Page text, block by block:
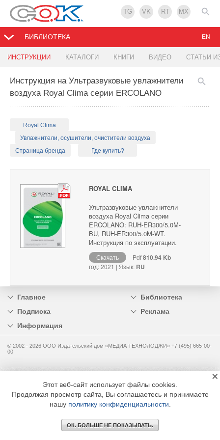
TG VK RT MX
БИБЛИОТЕКА
ИНСТРУКЦИИ КАТАЛОГИ КНИГИ ВИДЕО СТАТЬИ
EN
Инструкция на Ультразвуковые увлажнители
воздуха Royal Clima серии ERCOLANO
Royal Clima
Увлажнители, осушители, очистители воздуха
Страница бренда
Где купить?
ROYAL CLIMA
Ультразвуковые увлажнители
воздуха Royal Clima серии
ERCOLANO: RUH-ER300/5.0M-
BU, RUH-ER300/5.0M-WT.
Инструкция по эксплуатации.
Скачать Pdf810.94 Kb
год: 2021 | Язык: RU
Главное
Библиотека
Подписка
Реклама
Информация
© 2002 - 2026 OOO Издательский дом «МЕДИА ТЕХНОЛОДЖИ» +7 (495) 665-00-
00
Этот веб-сайт использует файлы cookies.
Продолжая просмотр сайта, Вы соглашаетесь и принимаете
нашу политику конфиденциальности
ОК. БОЛЬШЕ НЕ ПОКАЗЫВАТЬ.
×